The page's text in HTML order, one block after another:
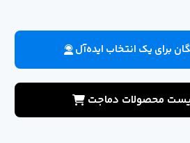
برای یک انتخاب ایده‌آل
محصولات دماجت